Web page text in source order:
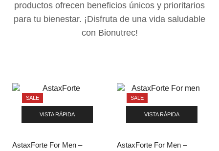
productos ofrecen beneficios únicos y prioritarios
para tu bienestar. ¡Disfruta de una vida saludable
con Bionutrec!
SALE
VISTA RÁPIDA
AstaxForte For Men –
SALE
VISTA RÁPIDA
AstaxForte For Men –
NUESTROS PRODUCTOS
Cuidado Personal
Nutrición Diaria